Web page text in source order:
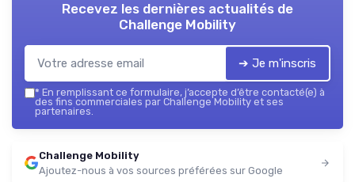
Recevez les dernières actualités de
Challenge Mobility
➔ Je m'inscris
* En remplissant ce formulaire, j’accepte d’être contacté(e) à
des fins commerciales par Challenge Mobility et ses
partenaires.
Challenge Mobility
Ajoutez-nous à vos sources préférées sur Google